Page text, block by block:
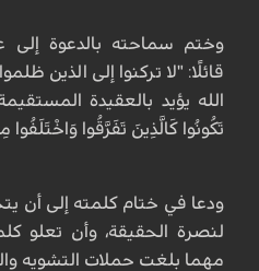
وختم سماحته بالدعوة إلى
قائلًا: "لا تركنوا إلى الذين
الله يؤيد بالعقيدة
تَكُونُوا كَالَّذِينَ تَفَرَّقُوا
ودعا في ختام كلمته إلى أن
لنصرة الحقيقة، وأن تعلو
مهما بلغت حملات التشويه